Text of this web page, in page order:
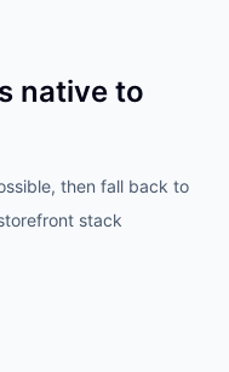
native to
then fall back to
stack